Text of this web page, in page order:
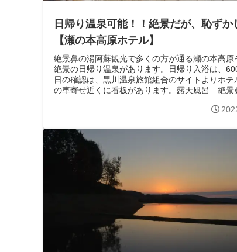
日帰り温泉可能！！絶景だが、恥ずか
【瀬の本高原ホテル】
絶景鼻の湯阿蘇観光で多くの方が通る瀬の本高原
絶景の日帰り温泉があります。日帰り入浴は、
日の確認は、黒川温泉旅館組合のサイトよりホテ
の車寄せ近くに看板があります。露天風呂 絶景